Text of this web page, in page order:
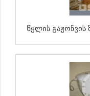
Წყლის